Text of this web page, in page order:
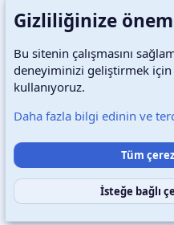
Türkçe (TR) Çerezler
Destek talepleri Bize
Gizlilik politikası Yardım
Copyright © 2026
Gizliliğinize
Bu sitenin çalışmasını
deneyiminizi geliştirmek için
kullanıyoruz.
Daha fazla bilgi edinin ve
Tüm
İsteğe bağlı